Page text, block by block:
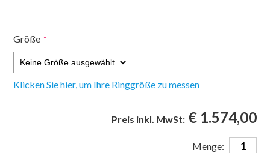
Größe *
Klicken Sie hier, um Ihre Ringgröße zu messen
Preis inkl. MwSt: € 1.574,00
Menge: